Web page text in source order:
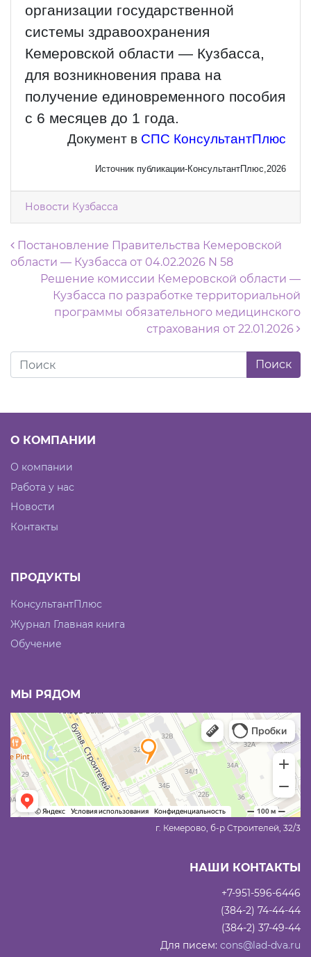
организации государственной
системы здравоохранения
Кемеровской области — Кузбасса,
для возникновения права на
получение единовременного пособия
с 6 месяцев до 1 года.
Документ в СПС КонсультантПлюс
Источник публикации-КонсультантПлюс,2026
Новости Кузбасса
Навигация по записям
Постановление Правительства Кемеровской
области — Кузбасса от 04.02.2026 N 58
Решение комиссии Кемеровской области —
Кузбасса по разработке территориальной
программы обязательного медицинского
страхования от 22.01.2026
О КОМПАНИИ
О компании
Работа у нас
Новости
Контакты
ПРОДУКТЫ
КонсультантПлюс
Журнал Главная книга
Обучение
МЫ РЯДОМ
г. Кемерово, б-р Строителей, 32/3
НАШИ КОНТАКТЫ
+7-951-596-6446
(384-2) 74-44-44
(384-2) 37-49-44
Для писем: cons@lad-dva.ru